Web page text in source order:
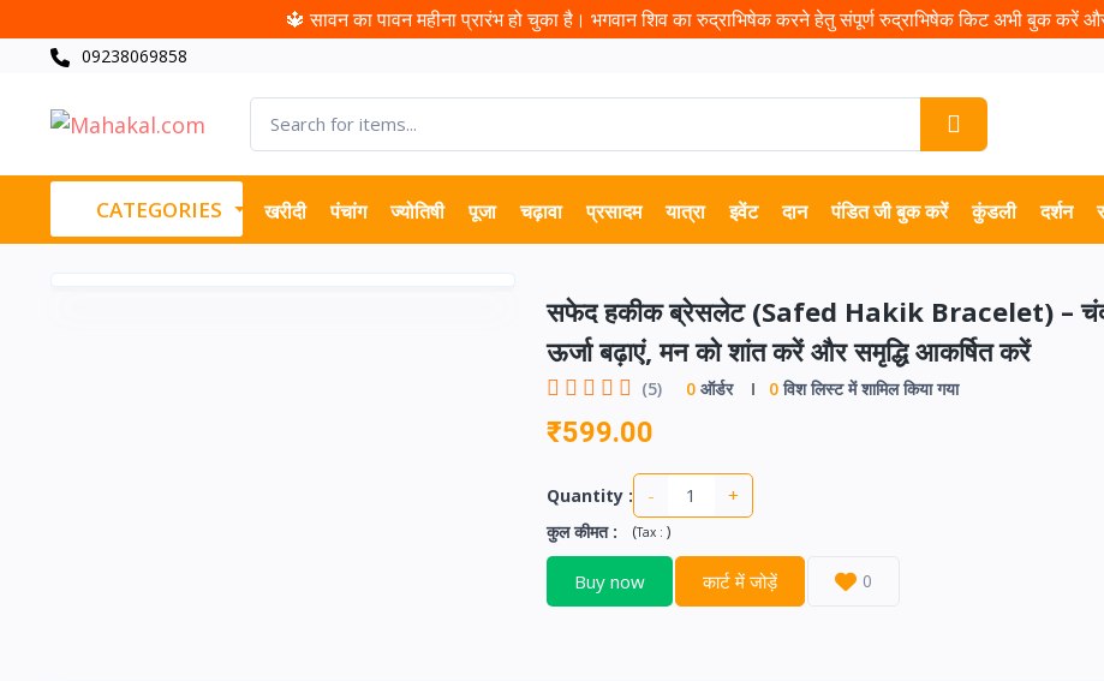
🔱 सावन का पावन महीना प्रारंभ हो चुका है। भगवान शिव का रुद्राभिषेक करने हेतु संपूर्ण रुद्राभिषेक किट अभी बुक करें
09238069858
CATEGORIES खरीदी पंचांग ज्योतिषी पूजा चढ़ावा प्रसादम यात्रा इवेंट दान पंडित जी बुक करें कुंडली दर्शन
सफेद हकीक ब्रेसलेट (Safed Hakik Bracelet) –
ऊर्जा बढ़ाएं, मन को शांत करें और समृद्धि आकर्षित करें
(5) 0ऑर्डर 0विश लिस्ट में शामिल किया गया
₹599.00
Quantity : - +
कुल कीमत: (Tax : )
Buy now कार्ट में जोड़ें 0